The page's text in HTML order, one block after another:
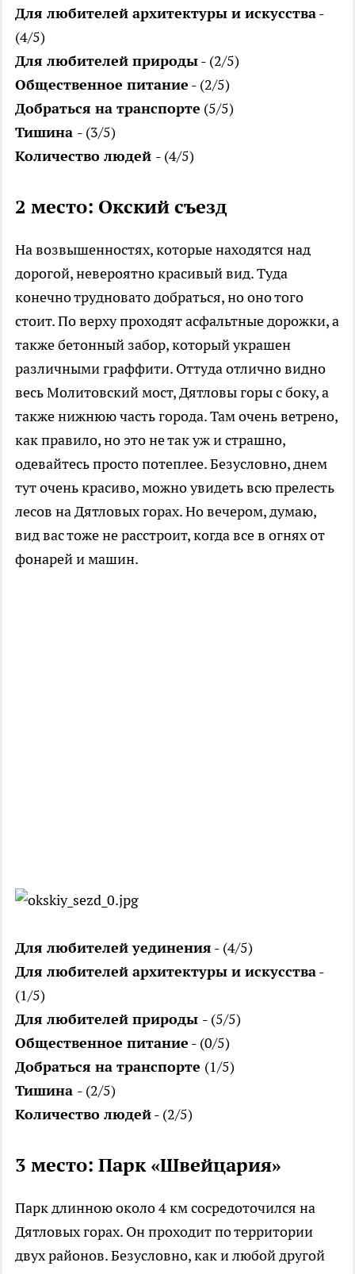
Для любителей архитектуры и искусства-
(4/5)
Для любителей природы- (2/5)
Общественное питание - (2/5)
Добраться на транспорте (5/5)
Тишина - (3/5)
Количество людей - (4/5)
2 место: Окский съезд
На возвышенностях, которые находятся над
дорогой, невероятно красивый вид. Туда
конечно трудновато добраться, но оно того
стоит. По верху проходят асфальтные дорожки, а
также бетонный забор, который украшен
различными граффити. Оттуда отлично видно
весь Молитовский мост, Дятловы горы с боку, а
также нижнюю часть города. Там очень ветрено,
как правило, но это не так уж и страшно,
одевайтесь просто потеплее. Безусловно, днем
тут очень красиво, можно увидеть всю прелесть
лесов на Дятловых горах. Но вечером, думаю,
вид вас тоже не расстроит, когда все в огнях от
фонарей и машин.
Для любителей уединения - (4/5)
Для любителей архитектуры и искусства-
(1/5)
Для любителей природы - (5/5)
Общественное питание - (0/5)
Добраться на транспорте (1/5)
Тишина - (2/5)
Количество людей- (2/5)
3 место: Парк «Швейцария»
Парк длинною около 4 км сосредоточился на
Дятловых горах. Он проходит по территории
двух районов. Безусловно, как и любой другой